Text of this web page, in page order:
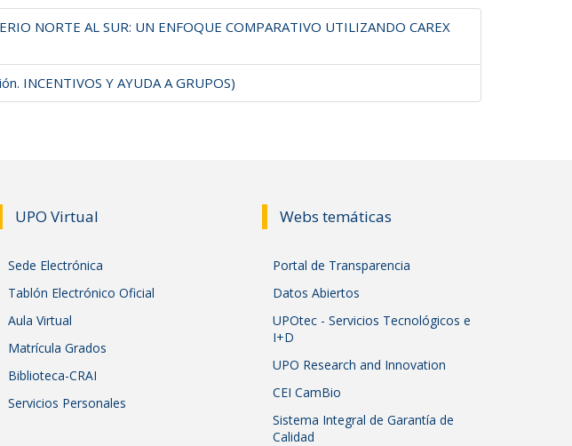
NORTE AL SUR: UN ENFOQUE COMPARATIVO UTILIZANDO CAREX
INCENTIVOS Y AYUDA A GRUPOS)
UPO Virtual
Sede Electrónica
Tablón Electrónico Oficial
Aula Virtual
Matrícula Grados
Biblioteca-CRAI
Servicios Personales
Webs temáticas
Portal de Transparencia
Datos Abiertos
UPOtec - Servicios Tecnológicos e
I+D
UPO Research and Innovation
CEI CamBio
Sistema Integral de Garantía de
Calidad